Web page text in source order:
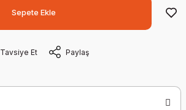
Sepete Ekle
Tavsiye Et Paylaş